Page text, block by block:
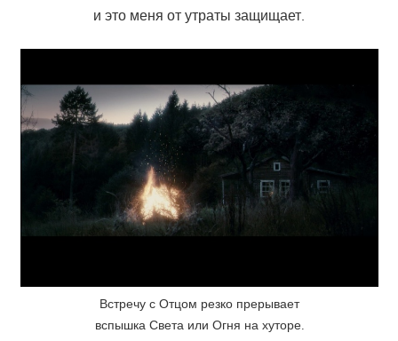
и это меня от утраты защищает.
Встречу с Отцом резко прерывает
вспышка Света или Огня на хуторе.